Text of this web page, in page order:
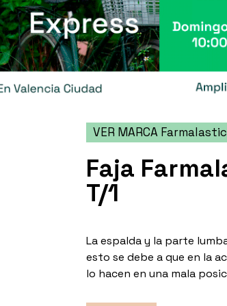
VER MARCA Farmalastic
Faja
T/1
La espalda y la parte
esto se debe a que en la
lo hacen en una mala